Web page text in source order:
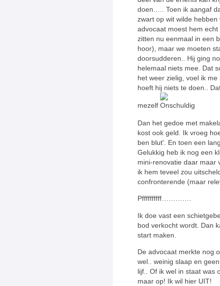
doen….. Toen ik aangaf
zwart op wit wilde
advocaat moest hem
zitten nu eenmaal in een
hoor), maar we moeten
doorsudderen.. Hij ging
helemaal niets mee. Dat
het weer zielig, voel ik
hoeft hij niets te doen..
mezelf
Dan het gedoe met
kost ook geld. Ik vroeg
ben blut'. En toen een
Gelukkig heb ik nog een
mini-renovatie daar maar
ik hem teveel zou
confronterende (maar
Pffffffffff………….
Ik doe vast een
bod verkocht wordt. Dan
start maken.
De advocaat merkte nog
wel.. weinig slaap en
lijf.. Of ik wel in staat was
maar op! Ik wil hier UIT!